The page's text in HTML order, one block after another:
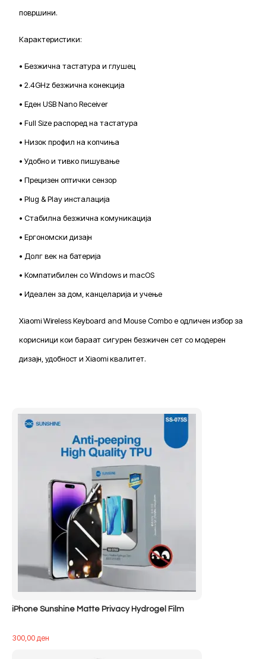
површини.
Карактеристики:
• Безжична тастатура и глушец
• 2.4GHz безжична конекција
• Еден USB Nano Receiver
• Full Size распоред на тастатура
• Низок профил на копчиња
• Удобно и тивко пишување
• Прецизен оптички сензор
• Plug & Play инсталација
• Стабилна безжична комуникација
• Ергономски дизајн
• Долг век на батерија
• Компатибилен со Windows и macOS
• Идеален за дом, канцеларија и учење
Xiaomi Wireless Keyboard and Mouse Combo е одличен избор за
корисници кои бараат сигурен безжичен сет со модерен
дизајн, удобност и Xiaomi квалитет.
iPhone Sunshine Matte Privacy Hydrogel Film
300,00ден